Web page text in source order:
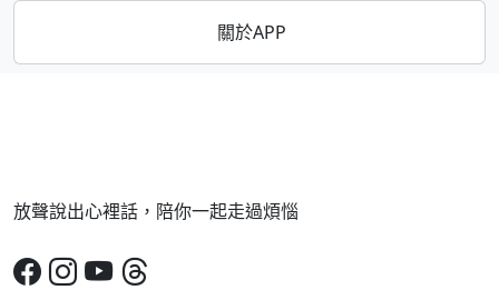
關於APP
放聲說出心裡話，陪你一起走過煩惱